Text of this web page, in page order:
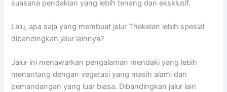
suasana pendakian yang lebih tenang dan eksklusif.
Lalu, apa saja yang membuat jalur Thekelan lebih spesial
dibandingkan jalur lainnya?
Jalur ini menawarkan pengalaman mendaki yang lebih
menantang dengan vegetasi yang masih alami dan
pemandangan yang luar biasa. Dibandingkan jalur lain